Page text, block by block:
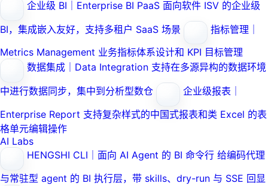
企业级 BI｜Enterprise BI PaaS 面向软件 ISV 的企业级
BI，集成嵌入友好，支持多租户 SaaS 场景
指标管理｜
Metrics Management 业务指标体系设计和 KPI 目标管理
数据集成｜Data Integration 支持在多源异构的数据环境
中进行数据同步，集中到分析型数仓
企业级报表｜
Enterprise Report 支持复杂样式的中国式报表和类 Excel 的表
格单元编辑操作
AI Labs
HENGSHI CLI｜面向 AI Agent 的 BI 命令行 给编码代理
与常驻型 agent 的 BI 执行层，带 skills、dry-run 与 SSE 回显